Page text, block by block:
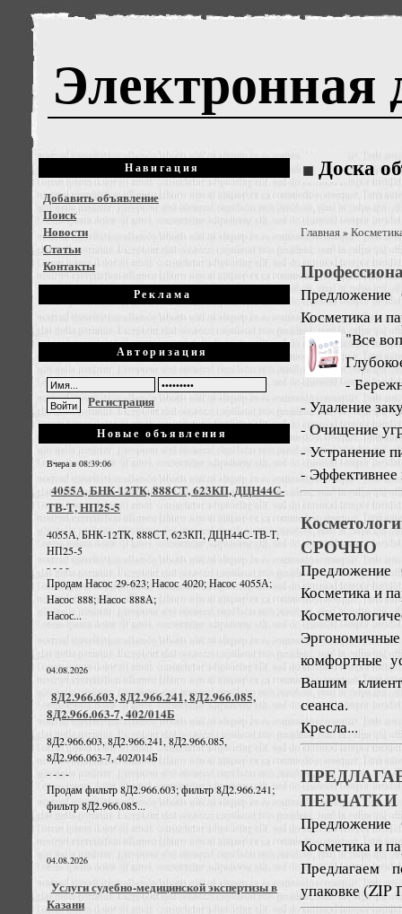
Электронная
Навигация
Добавить объявление
Поиск
Новости
Статьи
Контакты
Реклама
Авторизация
Регистрация
Новые объявления
Вчера в 08:39:06
4055А, БНК-12ТК, 888СТ, 623КП, ДЦН44С-
ТВ-Т, НП25-5
4055А, БНК-12ТК, 888СТ, 623КП, ДЦН44С-ТВ-Т,
НП25-5
- - - -
Продам Насос 29-623; Насос 4020; Насос 4055А;
Насос 888; Насос 888А;
Насос...
04.08.2026
8Д2.966.603, 8Д2.966.241, 8Д2.966.085,
8Д2.966.063-7, 402/014Б
8Д2.966.603, 8Д2.966.241, 8Д2.966.085,
8Д2.966.063-7, 402/014Б
- - - -
Продам фильтр 8Д2.966.603; фильтр 8Д2.966.241;
фильтр 8Д2.966.085...
04.08.2026
Услуги судебно-медицинской экспертизы в
Казани
Доска
Главная»
Предложение
Косметика и
"Все
-
- Удаление
- Очищение
- Устранение
- Эффективнее
СРОЧНО
Предложение
Косметика и
комфортные
Вашим
сеанса.
Кресла...
ПЕРЧАТКИ
Предложение
Косметика и
Предлагаем
упаковке (ZIP